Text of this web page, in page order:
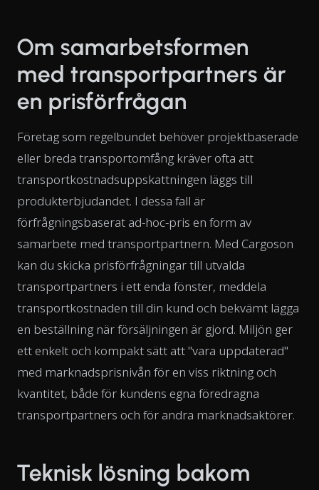
Om samarbetsformen
med transportpartners är
en prisförfrågan
Företag som regelbundet behöver projektbaserade
eller breda transportomfång kräver ofta att
transportkostnadsuppskattningen läggs till
produkterbjudandet. I dessa fall är
förfrågningsbaserat ad-hoc-pris en form av
samarbete med transportpartnern. Med Cargoson
kan du skicka prisförfrågningar till utvalda
transportpartners i ett enda fönster, meddela
transportkostnaden till din kund och bekvämt lägga
en beställning när försäljningen är gjord. Miljön ger
ett enkelt och kompakt sätt att "vara uppdaterad"
med marknadsprisnivån för en viss riktning och
kvantitet, både för kundens egna föredragna
transportpartners och för andra marknadsaktörer.
Teknisk lösning bakom